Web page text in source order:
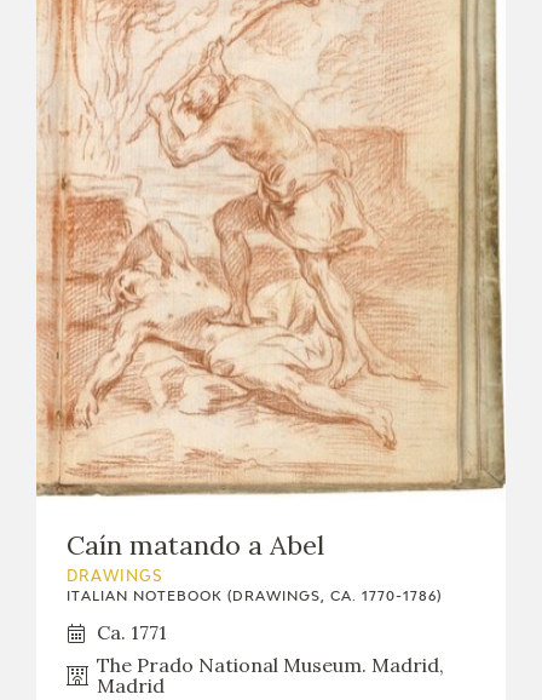
Caín matando a Abel
DRAWINGS
ITALIAN NOTEBOOK (DRAWINGS, CA. 1770-1786)
Ca. 1771
The Prado National Museum. Madrid,
Madrid